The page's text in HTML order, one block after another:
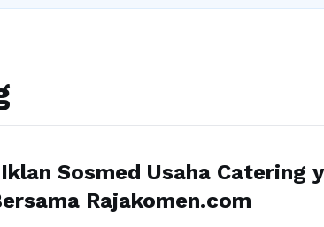
Sosmed Usaha Catering
Rajakomen.com